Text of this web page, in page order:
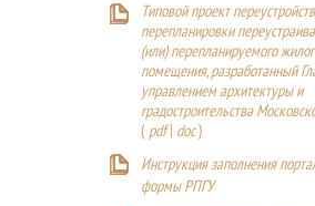
Типовой проект
перепланировки
(или) перепланируемого
помещения, разработанный
управлением архитектуры и
градостроительства
(pdf| doc)
Инструкция заполнения
формы РПГУ